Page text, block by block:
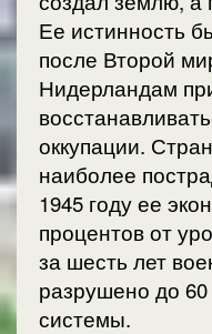
Ее истинность
после Второй
Нидерландам
оккупации.
наиболее
1945 году ее
процентов от
за шесть лет
разрушено до
системы.